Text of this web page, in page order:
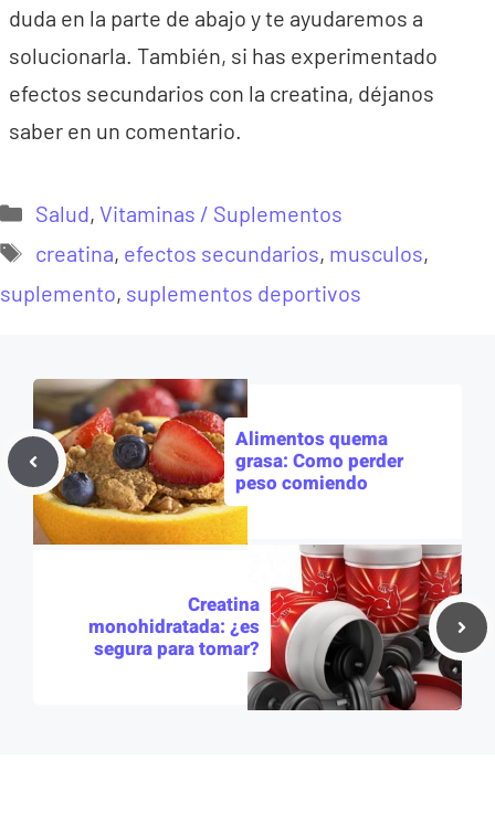
duda en la parte de abajo y te ayudaremos a
solucionarla. También, si has experimentado
efectos secundarios con la creatina, déjanos
saber en un comentario.
Categorías
Salud, Vitaminas / Suplementos
Etiquetas
creatina, efectos secundarios, musculos,
suplemento, suplementos deportivos
Alimentos quema
grasa: Como perder
peso comiendo
Creatina
monohidratada: ¿es
segura para tomar?